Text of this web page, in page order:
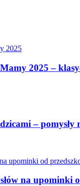
2025 –
–
na